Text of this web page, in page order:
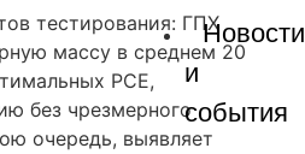
Новости
и
события
тестирования: ГПХ
массу в среднем 20
PCE,
без чрезмерного
очередь, выявляет